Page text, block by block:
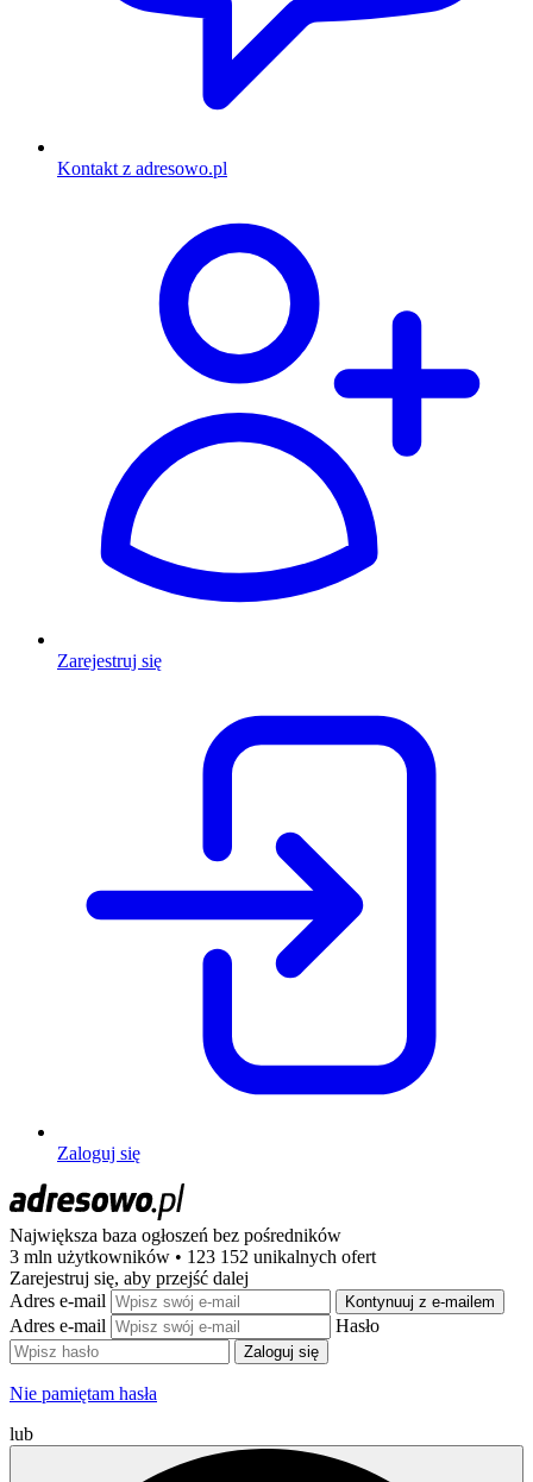
Kontakt z adresowo.pl
Zarejestruj się
Zaloguj się
Największa baza ogłoszeń bez pośredników
3 mln użytkowników • 123 152 unikalnych ofert
Zarejestruj się, aby przejść dalej
Adres e-mail
Kontynuuj z e-mailem
Adres e-mail Hasło
Zaloguj się
Nie pamiętam hasła
lub